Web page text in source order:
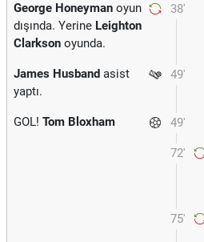
38'
George Honeyman oyun
dışında. Yerine Leighton
Clarkson oyunda.
49'
James Husband asist
yaptı.
49'
GOL! Tom Bloxham
72'
75'